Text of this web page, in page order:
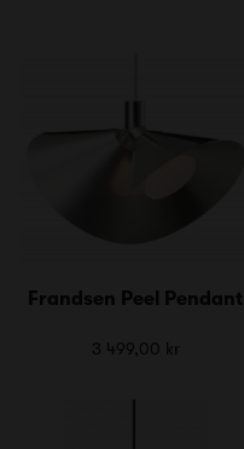
Frandsen Peel Pendant
3 499,00 kr